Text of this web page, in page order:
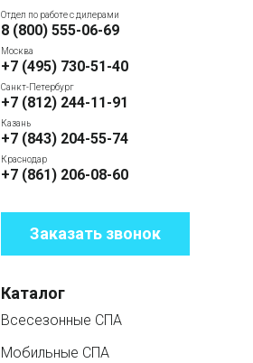
Отдел по работе с дилерами
8 (800) 555-06-69
Москва
+7 (495) 730-51-40
Санкт-Петербург
+7 (812) 244-11-91
Казань
+7 (843) 204-55-74
Краснодар
+7 (861) 206-08-60
Заказать звонок
Каталог
Всесезонные СПА
Мобильные СПА